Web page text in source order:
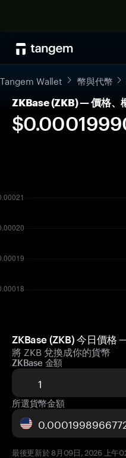
Tangem Wallet 幣與代幣
ZKBase (ZKB) — 價格、
ZKBase (ZKB) 今日價格
將 ZKB 兌換成你的貨幣
ZKBase 金額
所選貨幣金額
最後更新於 8月09日, 2026 上午